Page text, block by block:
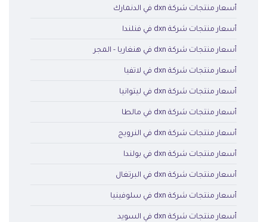
أسعار منتجات شركة dxn في الدنمارك
أسعار منتجات شركة dxn في فنلندا
أسعار منتجات شركة dxn في هنغاريا - المجر
أسعار منتجات شركة dxn في لاتفيا
أسعار منتجات شركة dxn في ليتوانيا
أسعار منتجات شركة dxn في مالطا
أسعار منتجات شركة dxn في النرويج
أسعار منتجات شركة dxn في بولندا
أسعار منتجات شركة dxn في البرتغال
أسعار منتجات شركة dxn في سلوفينيا
أسعار منتجات شركة dxn في السويد